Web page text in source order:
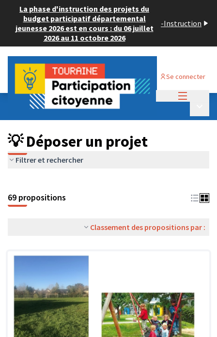
La phase d'instruction des projets du
budget participatif départemental
jeunesse 2026 est en cours : du 06 juillet
2026 au 11 octobre 2026
-Instruction
Se connecter
Budget Participatif ADULTE 2024
💡 Déposer un projet
💡 Déposer un projet
Filtrer et rechercher
69 propositions
Classement des propositions par :